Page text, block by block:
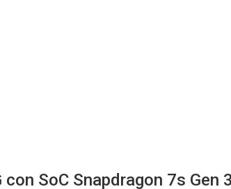
SoC Snapdragon 7s Gen